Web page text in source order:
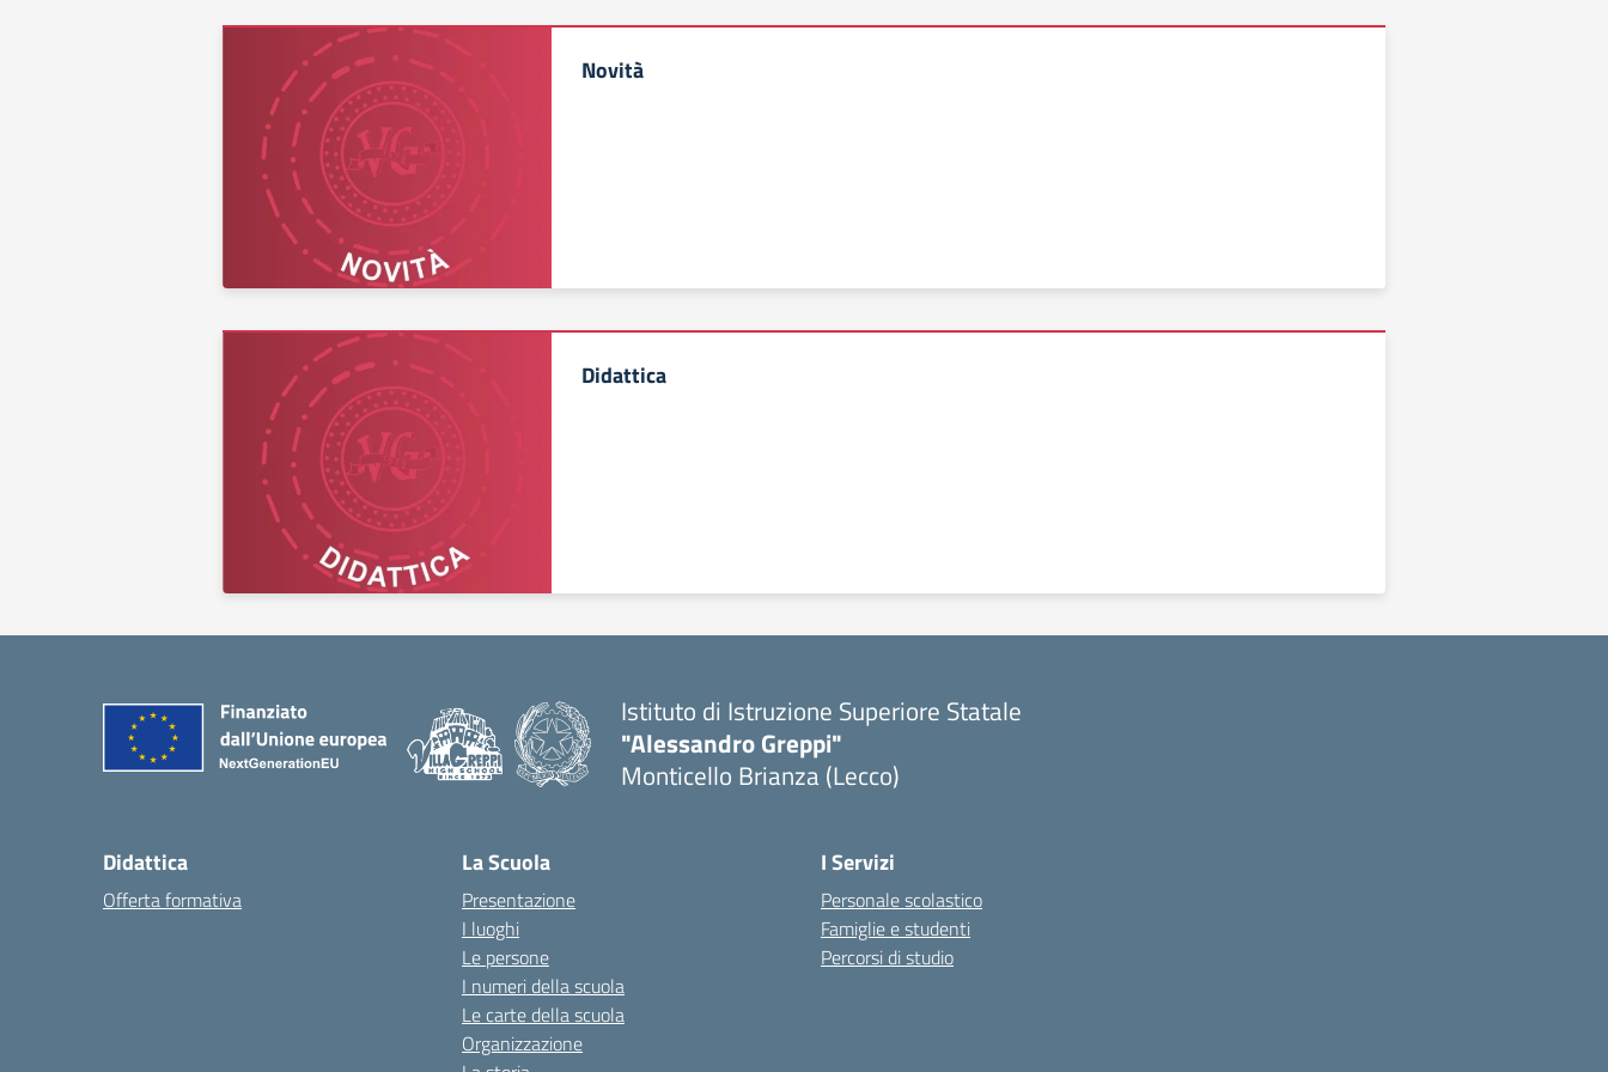
Novità
Didattica
Istituto di Istruzione Superiore Statale
"Alessandro Greppi"
Monticello Brianza (Lecco)
Didattica
Offerta formativa
La Scuola
Presentazione
I luoghi
Le persone
I numeri della scuola
Le carte della scuola
Organizzazione
I Servizi
Personale scolastico
Famiglie e studenti
Percorsi di studio